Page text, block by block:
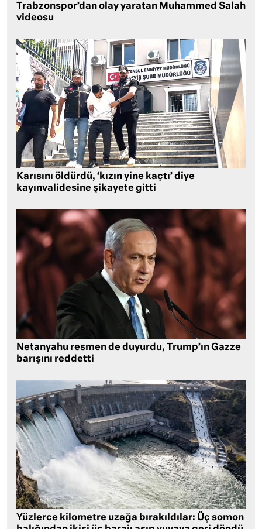
Trabzonspor’dan olay yaratan Muhammed Salah
videosu
Karısını öldürdü, ‘kızın yine kaçtı’ diye
kayınvalidesine şikayete gitti
Netanyahu resmen de duyurdu, Trump’ın Gazze
barışını reddetti
Yüzlerce kilometre uzağa bırakıldılar: Üç somon